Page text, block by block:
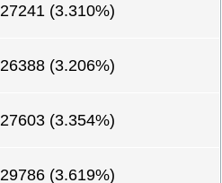
27241 (3.310%)
26388 (3.206%)
27603 (3.354%)
29786 (3.619%)